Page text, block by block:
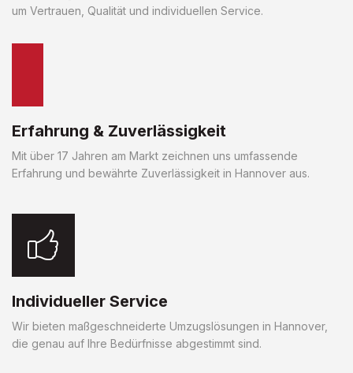
um Vertrauen, Qualität und individuellen Service.
Erfahrung & Zuverlässigkeit
Mit über 17 Jahren am Markt zeichnen uns umfassende
Erfahrung und bewährte Zuverlässigkeit in Hannover aus.
Individueller Service
Wir bieten maßgeschneiderte Umzugslösungen in Hannover,
die genau auf Ihre Bedürfnisse abgestimmt sind.